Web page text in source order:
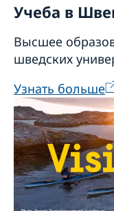
Учеба в
Высшее
шведских
Узнать больше